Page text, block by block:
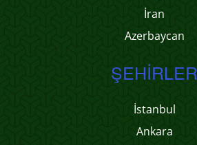
İran
Azerbaycan
ŞEHIRLER
İstanbul
Ankara